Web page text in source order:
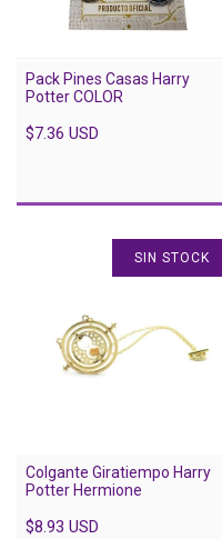
Pack Pines Casas Harry
Potter COLOR
$7.36 USD
SIN STOCK
Colgante Giratiempo Harry
Potter Hermione
$8.93 USD